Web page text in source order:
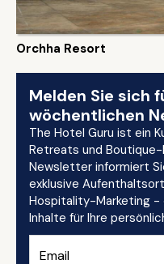
Orchha Resort
Melden Sie sich
wöchentlichen
The Hotel Guru ist ein
Retreats und
Newsletter informiert
exklusive
Hospitality-Marketing -
Inhalte für Ihre